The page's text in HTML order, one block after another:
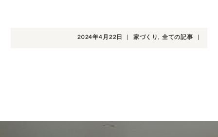
2024年4月22日 家づくり, 全ての記事